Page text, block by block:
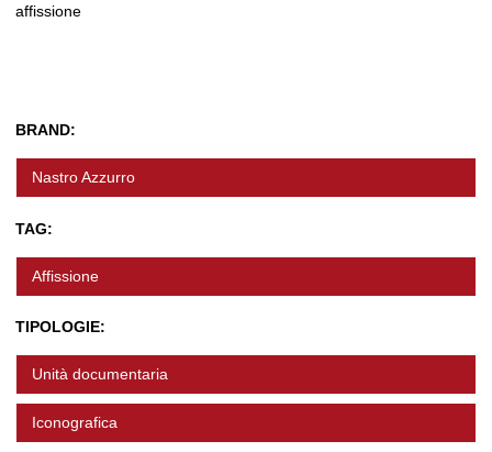
affissione
BRAND:
Nastro Azzurro
TAG:
Affissione
TIPOLOGIE:
Unità documentaria
Iconografica